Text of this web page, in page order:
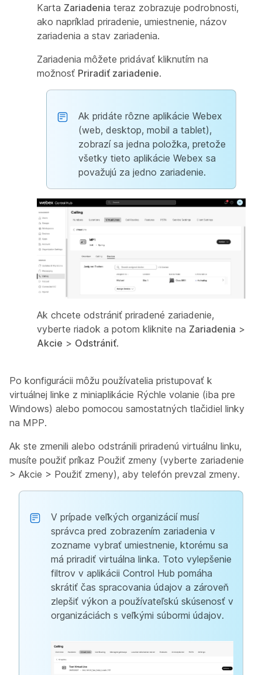
Karta Zariadenia teraz zobrazuje podrobnosti,
ako napríklad priradenie, umiestnenie, názov
zariadenia a stav zariadenia.
Zariadenia môžete pridávať kliknutím na
možnosť Priradiť zariadenie.
Ak pridáte rôzne aplikácie Webex
(web, desktop, mobil a tablet),
zobrazí sa jedna položka, pretože
všetky tieto aplikácie Webex sa
považujú za jedno zariadenie.
Ak chcete odstrániť priradené zariadenie,
vyberte riadok a potom kliknite na Zariadenia >
Akcie > Odstrániť.
Po konfigurácii môžu používatelia pristupovať k
virtuálnej linke z miniaplikácie Rýchle volanie (iba pre
Windows) alebo pomocou samostatných tlačidiel linky
na MPP.
Ak ste zmenili alebo odstránili priradenú virtuálnu linku,
musíte použiť príkaz Použiť zmeny (vyberte zariadenie
> Akcie > Použiť zmeny), aby telefón prevzal zmeny.
V prípade veľkých organizácií musí
správca pred zobrazením zariadenia v
zozname vybrať umiestnenie, ktorému sa
má priradiť virtuálna linka. Toto vylepšenie
filtrov v aplikácii Control Hub pomáha
skrátiť čas spracovania údajov a zároveň
zlepšiť výkon a používateľskú skúsenosť v
organizáciách s veľkými súbormi údajov.